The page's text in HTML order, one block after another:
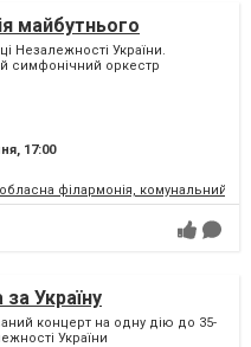
майбутнього
Незалежності України.
симфонічний оркестр
17:00
філармонія, комунальний
Україну
концерт на одну дію до 35-
України